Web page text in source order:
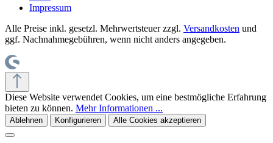
Impressum
Alle Preise inkl. gesetzl. Mehrwertsteuer zzgl. Versandkosten und
ggf. Nachnahmegebühren, wenn nicht anders angegeben.
Diese Website verwendet Cookies, um eine bestmögliche Erfahrung
bieten zu können. Mehr Informationen ...
Ablehnen Konfigurieren Alle Cookies akzeptieren